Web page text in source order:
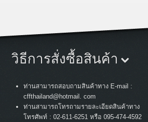
วิธีการสั่งซื้อสินค้า
ท่านสามารถสอบถามสินค้าทาง E-mail :
cffthailand@hotmail. com
ท่านสามารถโทรถามรายละเอียดสินค้าทาง
โทรศัพท์ : 02-611-6251 หรือ 095-474-4592